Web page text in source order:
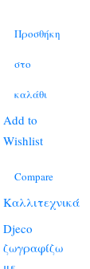
Προσθήκη
στο
καλάθι
Add to
Wishlist
Compare
Καλλιτεχνικά
Djeco
ζωγραφίζω